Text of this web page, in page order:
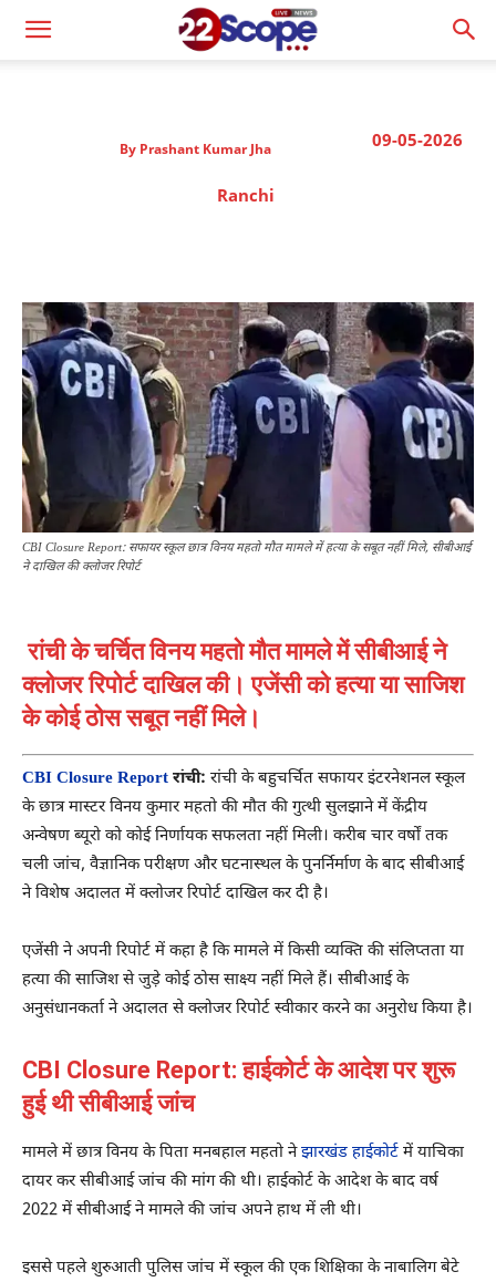
09-05-2026
By Prashant Kumar Jha
Ranchi
CBI Closure Report: सफायर स्कूल छात्र विनय महतो मौत मामले में हत्या के सबूत नहीं मिले, सीबीआई
ने दाखिल की क्लोजर रिपोर्ट
रांची के चर्चित विनय महतो मौत मामले में सीबीआई ने
क्लोजर रिपोर्ट दाखिल की। एजेंसी को हत्या या साजिश
के कोई ठोस सबूत नहीं मिले।
CBI Closure Report रांची: रांची के बहुचर्चित सफायर इंटरनेशनल स्कूल
के छात्र मास्टर विनय कुमार महतो की मौत की गुत्थी सुलझाने मेंकेंद्रीय
अन्वेषण ब्यूरो को कोई निर्णायक सफलता नहीं मिली। करीब चार वर्षों तक
चली जांच, वैज्ञानिक परीक्षण और घटनास्थल के पुनर्निर्माण के बाद सीबीआई
ने विशेष अदालत में क्लोजर रिपोर्ट दाखिल कर दी है।
एजेंसी ने अपनी रिपोर्ट में कहा है कि मामले में किसी व्यक्ति की संलिप्तता या
हत्या की साजिश से जुड़े कोई ठोस साक्ष्य नहीं मिले हैं। सीबीआई के
अनुसंधानकर्ता ने अदालत से क्लोजर रिपोर्ट स्वीकार करने का अनुरोध किया है।
CBI Closure Report: हाईकोर्ट के आदेश पर शुरू
हुई थी सीबीआई जांच
मामले में छात्र विनय के पिता मनबहाल महतो नेझारखंड हाईकोर्ट में याचिका
दायर कर सीबीआई जांच की मांग की थी। हाईकोर्ट के आदेश के बाद वर्ष
2022 में सीबीआई ने मामले की जांच अपने हाथ में ली थी।
इससे पहले शुरुआती पुलिस जांच में स्कूल की एक शिक्षिका के नाबालिग बेटे